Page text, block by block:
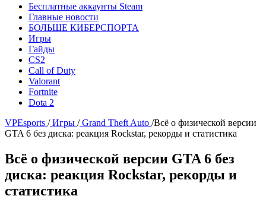
Бесплатные аккаунты Steam
Главные новости
БОЛЬШЕ КИБЕРСПОРТА
Игры
Гайды
CS2
Call of Duty
Valorant
Fortnite
Dota 2
VPEsports / Игры / Grand Theft Auto /Всё о физической версии
GTA 6 без диска: реакция Rockstar, рекорды и статистика
Всё о физической версии GTA 6 без
диска: реакция Rockstar, рекорды и
статистика